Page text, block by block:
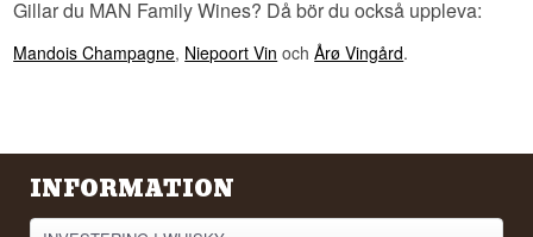
Gillar du MAN Family Wines? Då bör du också uppleva:
Mandois Champagne, Niepoort Vin ochÅrø Vingård.
INFORMATION